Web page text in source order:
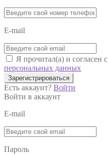
E-mail
Я прочитал(а) и согласен с
персональных данных
Зарегистрироваться
Есть аккаунт? Войти
Войти в аккаунт
E-mail
Пароль